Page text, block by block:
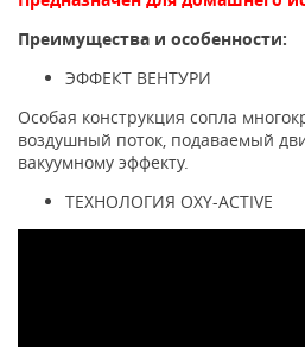
Преимущества и особенности:
ЭФФЕКТ ВЕНТУРИ
Особая конструкция сопла
воздушный поток, подаваемый
вакуумному эффекту.
ТЕХНОЛОГИЯ OXY-ACTIVE